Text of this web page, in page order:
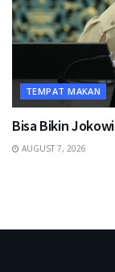
TEMPAT MAKAN
Bisa Bikin
AUGUST 7, 2026